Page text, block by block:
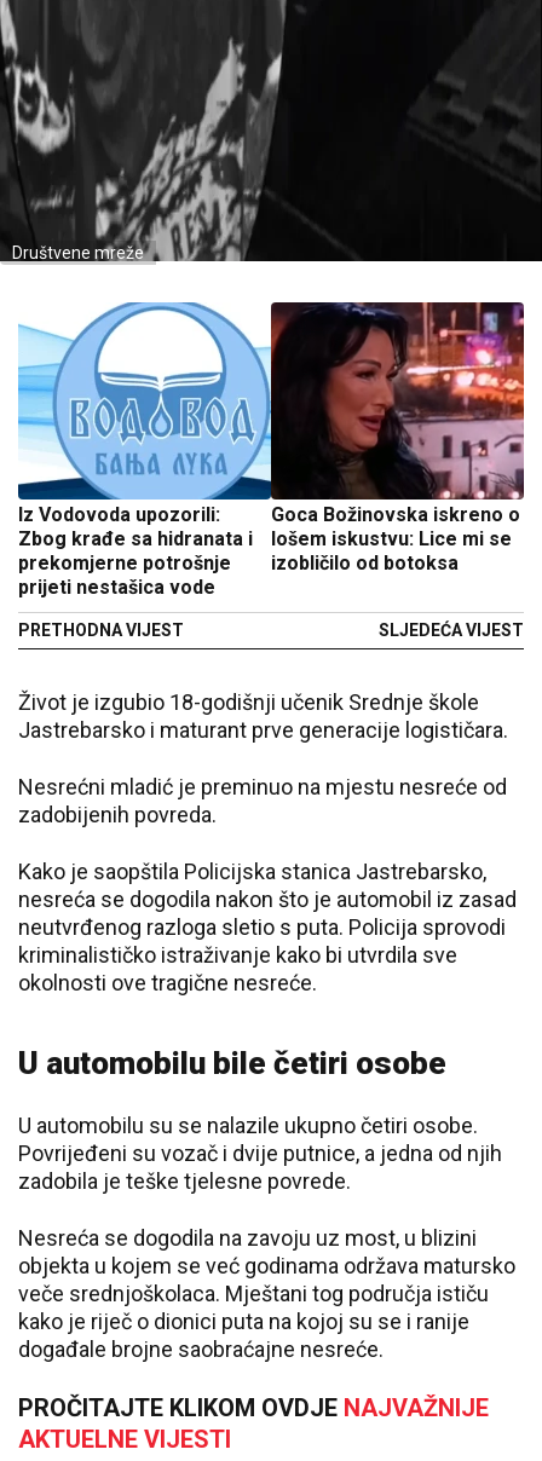
Društvene mreže
Iz Vodovoda upozorili:
Zbog krađe sa hidranata i
prekomjerne potrošnje
prijeti nestašica vode
PRETHODNA VIJEST
Goca Božinovska iskreno o
lošem iskustvu: Lice mi se
izobličilo od botoksa
SLJEDEĆA VIJEST
Život je izgubio 18-godišnji učenik Srednje škole
Jastrebarsko i maturant prve generacije logističara.
Nesrećni mladić je preminuo na mjestu nesreće od
zadobijenih povreda.
Kako je saopštila Policijska stanica Jastrebarsko,
nesreća se dogodila nakon što je automobil iz zasad
neutvrđenog razloga sletio s puta. Policija sprovodi
kriminalističko istraživanje kako bi utvrdila sve
okolnosti ove tragične nesreće.
U automobilu bile četiri osobe
U automobilu su se nalazile ukupno četiri osobe.
Povrijeđeni su vozač i dvije putnice, a jedna od njih
zadobila je teške tjelesne povrede.
Nesreća se dogodila na zavoju uz most, u blizini
objekta u kojem se već godinama održava matursko
veče srednjoškolaca. Mještani tog područja ističu
kako je riječ o dionici puta na kojoj su se i ranije
događale brojne saobraćajne nesreće.
PROČITAJTE KLIKOM OVDJE NAJVAŽNIJE
AKTUELNE VIJESTI